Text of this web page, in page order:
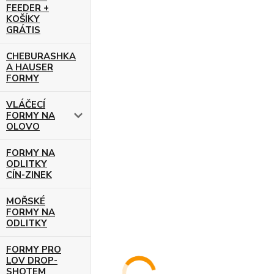
FEEDER +
KOŠÍKY
GRÁTIS
CHEBURASHKA
A HAUSER
FORMY
VLÁČECÍ
FORMY NA
OLOVO
FORMY NA
ODLITKY
CÍN-ZINEK
MOŘSKÉ
FORMY NA
ODLITKY
FORMY PRO
LOV DROP-